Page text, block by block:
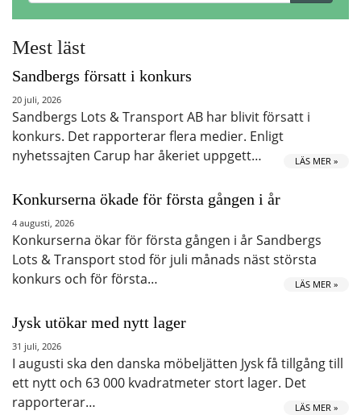
Mest läst
Sandbergs försatt i konkurs
20 juli, 2026
Sandbergs Lots & Transport AB har blivit försatt i
konkurs. Det rapporterar flera medier. Enligt
nyhetssajten Carup har åkeriet uppgett…
LÄS MER »
Konkurserna ökade för första gången i år
4 augusti, 2026
Konkurserna ökar för första gången i år Sandbergs
Lots & Transport stod för juli månads näst största
konkurs och för första…
LÄS MER »
Jysk utökar med nytt lager
31 juli, 2026
I augusti ska den danska möbeljätten Jysk få tillgång till
ett nytt och 63 000 kvadratmeter stort lager. Det
rapporterar…
LÄS MER »